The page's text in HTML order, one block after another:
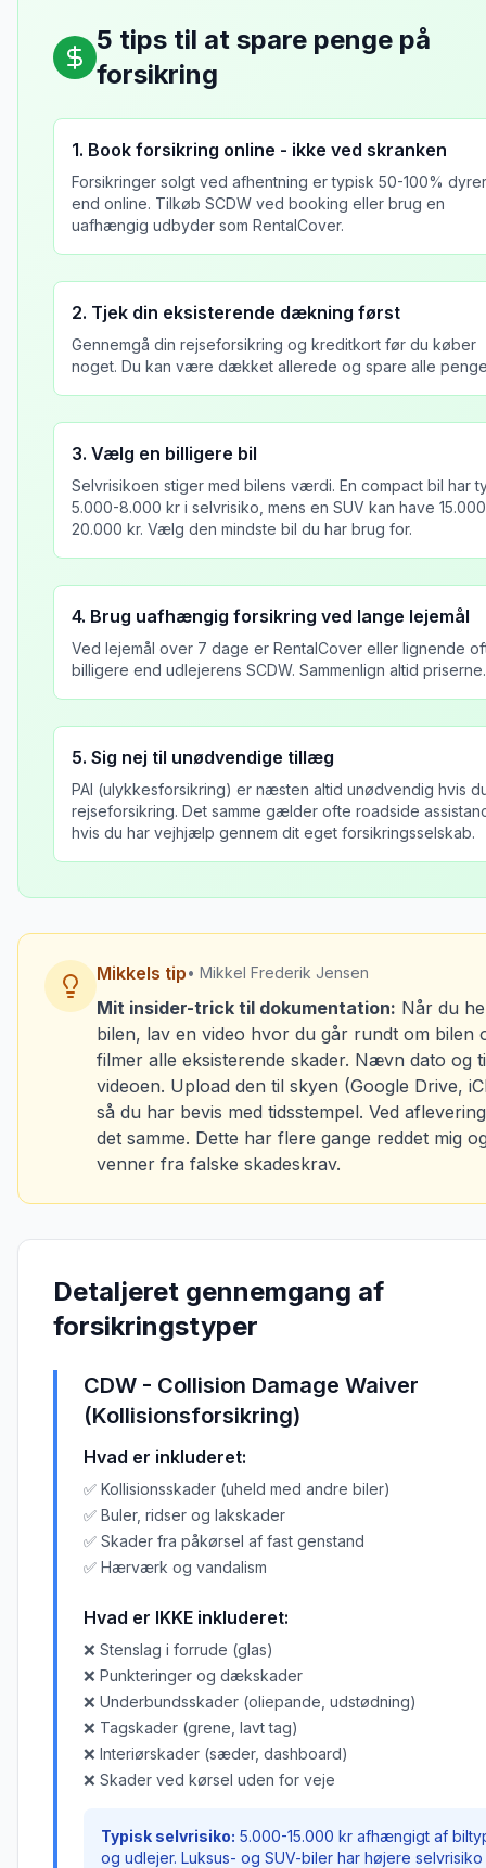
5 tips til at spare penge på
forsikring
1. Book forsikring online - ikke ved skranken
Forsikringer solgt ved afhentning er typisk 50-100%
end online. Tilkøb SCDW ved booking eller brug en
uafhængig udbyder som RentalCover.
2. Tjek din eksisterende dækning først
Gennemgå din rejseforsikring og kreditkort før du køber
noget. Du kan være dækket allerede og spare alle
3. Vælg en billigere bil
Selvrisikoen stiger med bilens værdi. En compact bil har
5.000-8.000 kr i selvrisiko, mens en SUV kan have
20.000 kr. Vælg den mindste bil du har brug for.
4. Brug uafhængig forsikring ved lange lejemål
Ved lejemål over 7 dage er RentalCover eller lignende
billigere end udlejerens SCDW. Sammenlign altid priserne.
5. Sig nej til unødvendige tillæg
PAI (ulykkesforsikring) er næsten altid unødvendig hvis
rejseforsikring. Det samme gælder ofte roadside
hvis du har vejhjælp gennem dit eget forsikringsselskab.
Mikkels tip• Mikkel Frederik Jensen
Mit insider-trick til dokumentation: Når du
bilen, lav en video hvor du går rundt om bilen
filmer alle eksisterende skader. Nævn dato og
videoen. Upload den til skyen (Google Drive,
så du har bevis med tidsstempel. Ved
det samme. Dette har flere gange reddet mig
venner fra falske skadeskrav.
Detaljeret gennemgang af
forsikringstyper
CDW - Collision Damage Waiver
(Kollisionsforsikring)
Hvad er inkluderet:
✅ Kollisionsskader (uheld med andre biler)
✅ Buler, ridser og lakskader
✅ Skader fra påkørsel af fast genstand
✅ Hærværk og vandalism
Hvad er IKKE inkluderet:
❌ Stenslag i forrude (glas)
❌ Punkteringer og dækskader
❌ Underbundsskader (oliepande, udstødning)
❌ Tagskader (grene, lavt tag)
❌ Interiørskader (sæder, dashboard)
❌ Skader ved kørsel uden for veje
Typisk selvrisiko: 5.000-15.000 kr afhængigt af
og udlejer. Luksus- og SUV-biler har højere